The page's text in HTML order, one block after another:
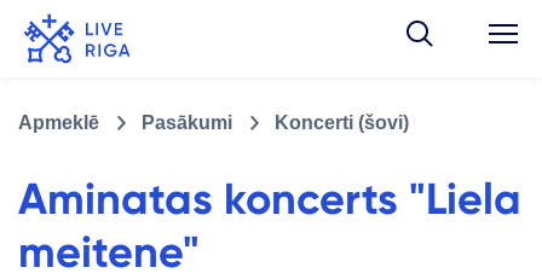
Apmeklē Pasākumi Koncerti (šovi)
Aminatas koncerts "Liela
meitene"